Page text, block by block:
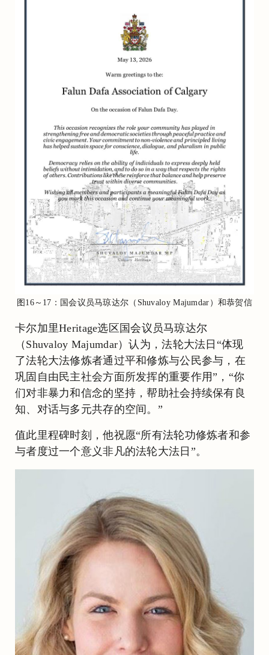
图16～17：国会议员马琼达尔（Shuvaloy Majumdar）和恭贺信
卡尔加里Heritage选区国会议员马琼达尔
（Shuvaloy Majumdar）认为，法轮大法日“体现
了法轮大法修炼者通过平和修炼与公民参与，在
巩固自由民主社会方面所发挥的重要作用”，“你
们对非暴力和信念的坚持，帮助社会持续保有良
知、对话与多元共存的空间。”
值此里程碑时刻，他祝愿“所有法轮功修炼者和参
与者度过一个意义非凡的法轮大法日”。